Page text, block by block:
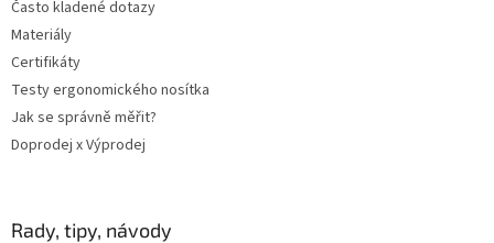
Často kladené dotazy
Materiály
Certifikáty
Testy ergonomického nosítka
Jak se správně měřit?
Doprodej x Výprodej
Rady, tipy, návody